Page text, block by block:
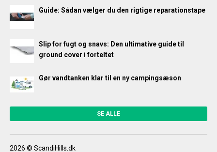
Guide: Sådan vælger du den rigtige reparationstape
Slip for fugt og snavs: Den ultimative guide til
ground cover i forteltet
Gør vandtanken klar til en ny campingsæson
SE ALLE
2026 © ScandiHills.dk